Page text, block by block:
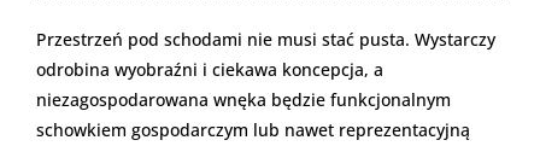
Przestrzeń pod schodami nie musi stać pusta. Wystarczy
odrobina wyobraźni i ciekawa koncepcja, a
niezagospodarowana wnęka będzie funkcjonalnym
schowkiem gospodarczym lub nawet reprezentacyjną